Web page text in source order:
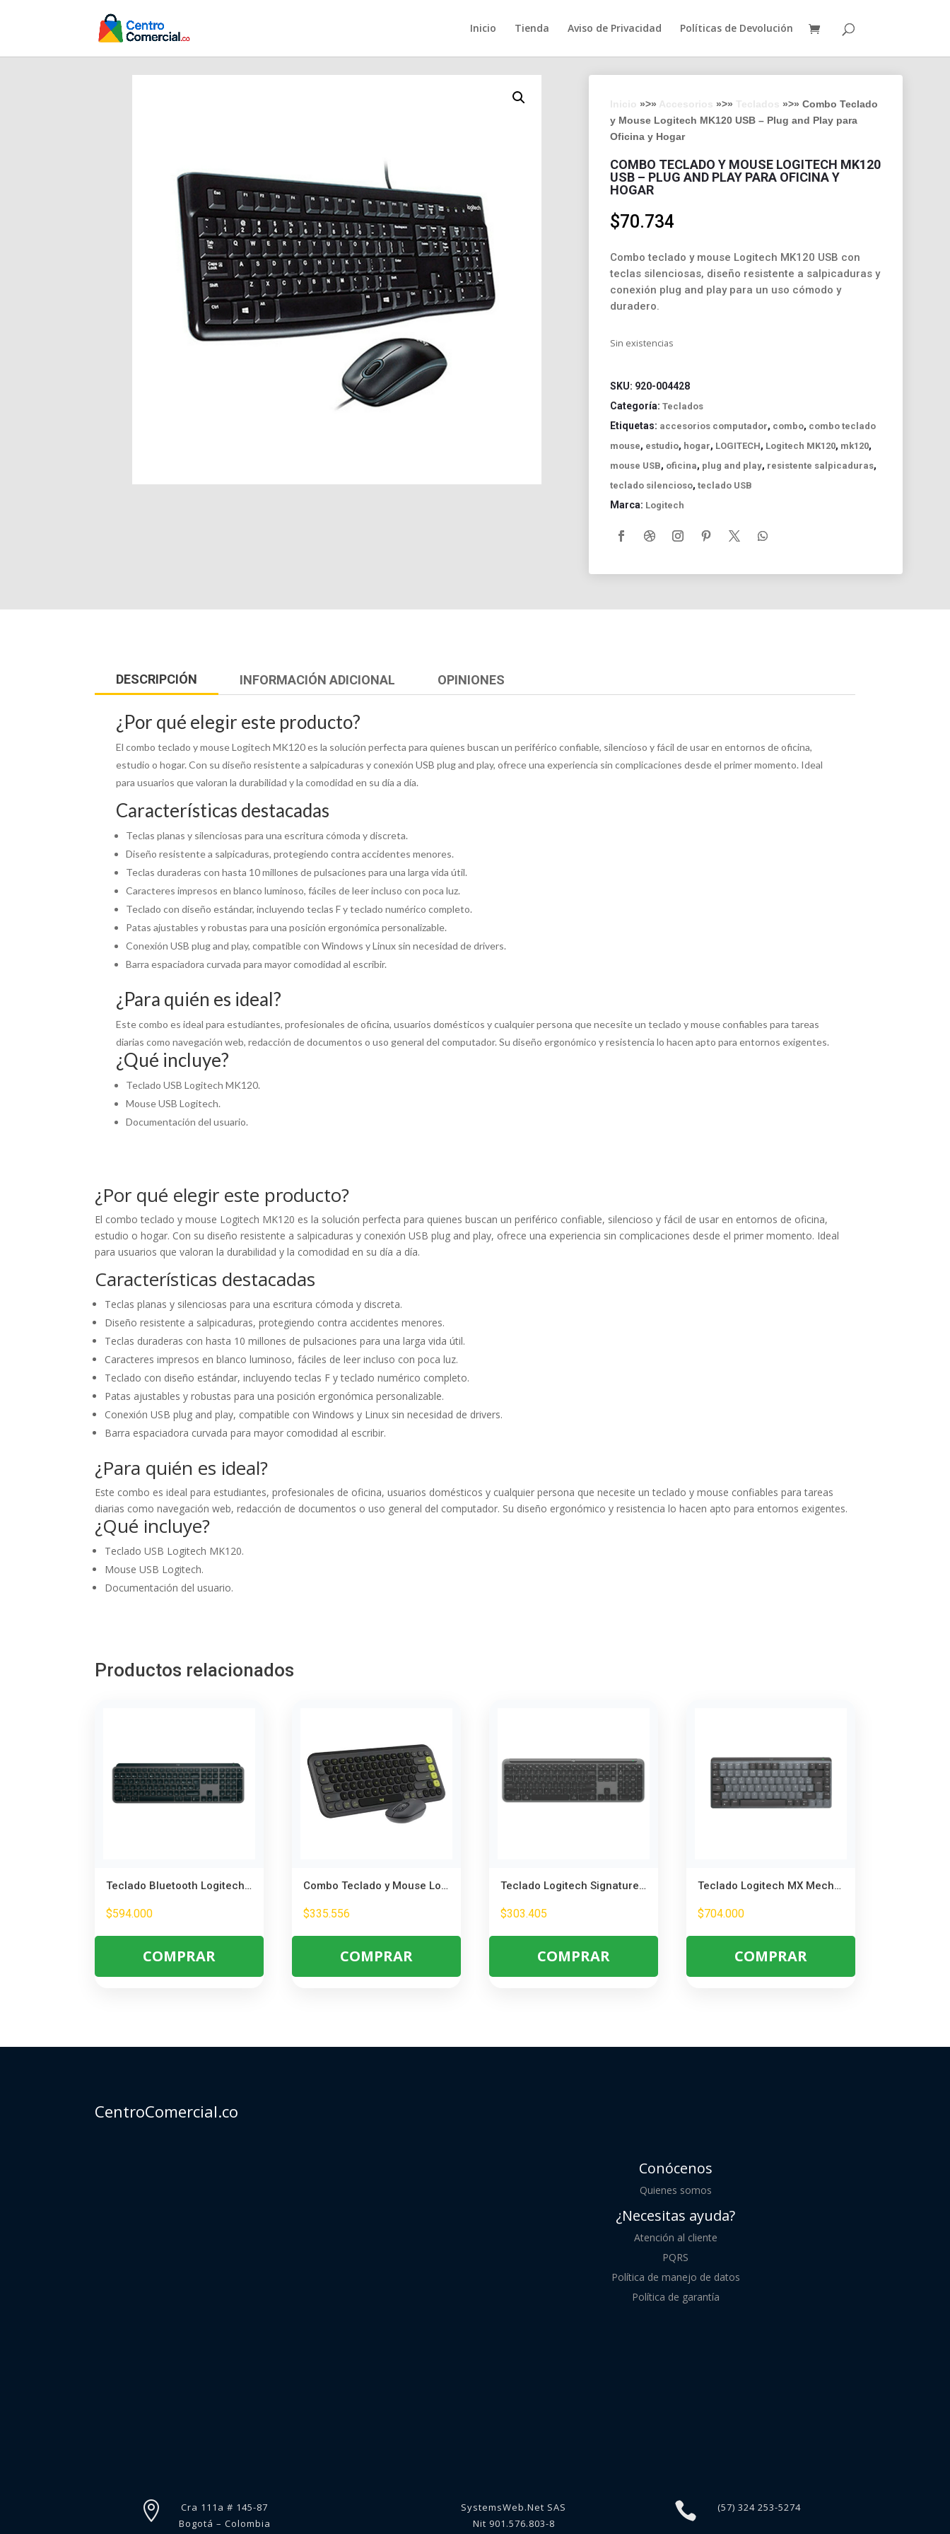
Inicio Tienda Aviso de Privacidad Políticas de Devolución
»>» »>»
»>» Combo Teclado
y Mouse Logitech MK120 USB – Plug and Play para
Oficina y Hogar
COMBO TECLADO Y MOUSE LOGITECH MK120
USB – PLUG AND PLAY PARA OFICINA Y
HOGAR
$70.734
Combo teclado y mouse Logitech MK120 USB con
teclas silenciosas, diseño resistente a salpicaduras y
conexión plug and play para un uso cómodo y
duradero.
Sin existencias
SKU: 920-004428
Categoría: Teclados
Etiquetas: accesorios computador, combo, combo teclado
mouse, estudio, hogar, LOGITECH, Logitech MK120, mk120,
mouse USB, oficina, plug and play, resistente salpicaduras,
teclado silencioso, teclado USB
Marca: Logitech
DESCRIPCIÓN INFORMACIÓN ADICIONAL OPINIONES
¿Por qué elegir este producto?
El combo teclado y mouse Logitech MK120 es la solución perfecta para quienes buscan un periférico confiable, silencioso y fácil de usar en entornos de oficina,
estudio o hogar. Con su diseño resistente a salpicaduras y conexión USB plug and play, ofrece una experiencia sin complicaciones desde el primer momento. Ideal
para usuarios que valoran la durabilidad y la comodidad en su día a día.
Características destacadas
Teclas planas y silenciosas para una escritura cómoda y discreta.
Diseño resistente a salpicaduras, protegiendo contra accidentes menores.
Teclas duraderas con hasta 10 millones de pulsaciones para una larga vida útil.
Caracteres impresos en blanco luminoso, fáciles de leer incluso con poca luz.
Teclado con diseño estándar, incluyendo teclas F y teclado numérico completo.
Patas ajustables y robustas para una posición ergonómica personalizable.
Conexión USB plug and play, compatible con Windows y Linux sin necesidad de drivers.
Barra espaciadora curvada para mayor comodidad al escribir.
¿Para quién es ideal?
Este combo es ideal para estudiantes, profesionales de oficina, usuarios domésticos y cualquier persona que necesite un teclado y mouse confiables para tareas
diarias como navegación web, redacción de documentos o uso general del computador. Su diseño ergonómico y resistencia lo hacen apto para entornos exigentes.
¿Qué incluye?
Teclado USB Logitech MK120.
Mouse USB Logitech.
Documentación del usuario.
¿Por qué elegir este producto?
El combo teclado y mouse Logitech MK120 es la solución perfecta para quienes buscan un periférico confiable, silencioso y fácil de usar en entornos de oficina,
estudio o hogar. Con su diseño resistente a salpicaduras y conexión USB plug and play, ofrece una experiencia sin complicaciones desde el primer momento. Ideal
para usuarios que valoran la durabilidad y la comodidad en su día a día.
Características destacadas
Teclas planas y silenciosas para una escritura cómoda y discreta.
Diseño resistente a salpicaduras, protegiendo contra accidentes menores.
Teclas duraderas con hasta 10 millones de pulsaciones para una larga vida útil.
Caracteres impresos en blanco luminoso, fáciles de leer incluso con poca luz.
Teclado con diseño estándar, incluyendo teclas F y teclado numérico completo.
Patas ajustables y robustas para una posición ergonómica personalizable.
Conexión USB plug and play, compatible con Windows y Linux sin necesidad de drivers.
Barra espaciadora curvada para mayor comodidad al escribir.
¿Para quién es ideal?
Este combo es ideal para estudiantes, profesionales de oficina, usuarios domésticos y cualquier persona que necesite un teclado y mouse confiables para tareas
diarias como navegación web, redacción de documentos o uso general del computador. Su diseño ergonómico y resistencia lo hacen apto para entornos exigentes.
¿Qué incluye?
Teclado USB Logitech MK120.
Mouse USB Logitech.
Documentación del usuario.
Productos relacionados
Teclado Bluetooth Logitech MX Keys S Español – Escritura Fluida
$594.000
COMPRAR
Combo Teclado y Mouse Logitech Pop Icon Grafito – Estilo y Personalización Inalámbrica
$335.556
COMPRAR
Teclado Logitech Signature Slim K950 Bluetooth – Cambia entre 3 Dispositivos
$303.405
COMPRAR
Teclado Logitech MX Mechanical Mini Bluetooth – Mecánico Recargable para Productividad
$704.000
COMPRAR
CentroComercial.co
Conócenos
Quienes somos
¿Necesitas ayuda?
Atención al cliente
PQRS
Política de manejo de datos
Política de garantía

Cra 111a # 145-87
Bogotá – Colombia
SystemsWeb.Net SAS
Nit 901.576.803-8
 (57) 324 253-5274